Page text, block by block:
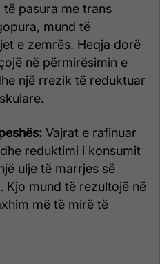
pasura me trans
mund të
e zemrës. Heqja dorë
në përmirësimin e
një rrezik të reduktuar
Vajrat e rafinuar
reduktimi i konsumit
ulje të marrjes së
Kjo mund të rezultojë në
më të mirë të